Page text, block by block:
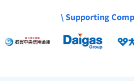
\ Supporting